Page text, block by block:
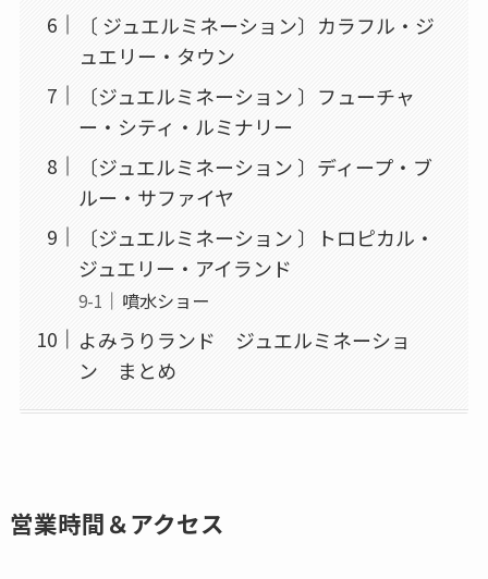
〔 ジュエルミネーション〕カラフル・ジ
ュエリー・タウン
〔ジュエルミネーション 〕フューチャ
ー・シティ・ルミナリー
〔ジュエルミネーション 〕ディープ・ブ
ルー・サファイヤ
〔ジュエルミネーション 〕トロピカル・
ジュエリー・アイランド
噴水ショー
よみうりランド ジュエルミネーショ
ン まとめ
営業時間＆アクセス